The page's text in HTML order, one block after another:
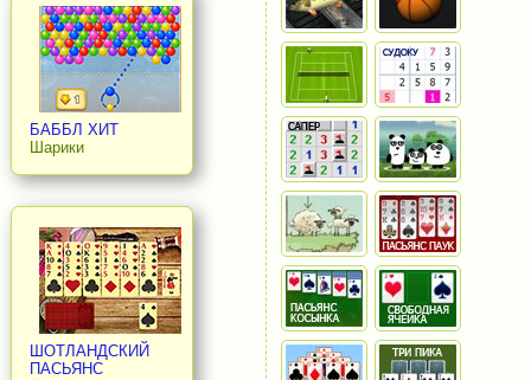
БАББЛ ХИТ
Шарики
ШОТЛАНДСКИЙ
ПАСЬЯНС